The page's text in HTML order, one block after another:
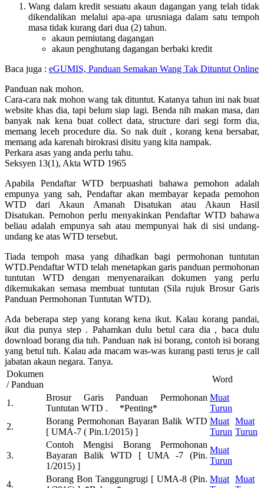
Wang dalam kredit sesuatu akaun dagangan yang telah tidak
dikendalikan melalui apa-apa urusniaga dalam satu tempoh
masa tidak kurang dari dua (2) tahun.
akaun pemiutang dagangan
akaun penghutang dagangan berbaki kredit
Baca juga : eGUMIS, Panduan Semakan Wang Tak Dituntut Online
Panduan nak mohon.
Cara-cara nak mohon wang tak dituntut. Katanya tahun ini nak buat
website khas dia, tapi belum siap lagi. Benda nih makan masa, dan
banyak nak kena buat collect data, structure dari segi form dia,
memang leceh procedure dia. So nak duit , korang kena bersabar,
memang ada karenah birokrasi disitu yang kita nampak.
Perkara asas yang anda perlu tahu.
Seksyen 13(1), Akta WTD 1965
Apabila Pendaftar WTD berpuashati bahawa pemohon adalah
empunya yang sah, Pendaftar akan membayar kepada pemohon
WTD dari Akaun Amanah Disatukan atau Akaun Hasil
Disatukan. Pemohon perlu menyakinkan Pendaftar WTD bahawa
beliau adalah empunya sah atau mempunyai hak di sisi undang-
undang ke atas WTD tersebut.
Tiada tempoh masa yang dihadkan bagi permohonan tuntutan
WTD.Pendaftar WTD telah menetapkan garis panduan permohonan
tuntutan WTD dengan menyenaraikan dokumen yang perlu
dikemukakan semasa membuat tuntutan (Sila rujuk Brosur Garis
Panduan Permohonan Tuntutan WTD).
Ada beberapa step yang korang kena ikut. Kalau korang pandai,
ikut dia punya step . Pahamkan dulu betul cara dia , baca dulu
download borang dia tuh. Panduan nak isi borang, contoh isi borang
yang betul tuh. Kalau ada macam was-was kurang pasti terus je call
jabatan akaun negara. Tanya.
Dokumen
/ Panduan
Word
1.
Brosur Garis Panduan Permohonan
Tuntutan WTD . *Penting*
Muat
Turun
2.
Borang Permohonan Bayaran Balik WTD
[ UMA-7 ( Pin.1/2015) ]
Muat
Turun
Muat
Turun
3.
Contoh Mengisi Borang Permohonan
Bayaran Balik WTD [ UMA -7 (Pin.
1/2015) ]
Muat
Turun
4.
Borang Bon Tanggungrugi [ UMA-8 (Pin. Muat Muat